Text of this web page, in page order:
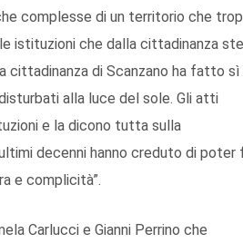
complesse di un territorio che
istituzioni che dalla cittadinanza
cittadinanza di Scanzano ha fatto sì
alla luce del sole. Gli atti
e la dicono tutta sulla
decenni hanno creduto di poter
e complicità”.
Carlucci e Gianni Perrino che